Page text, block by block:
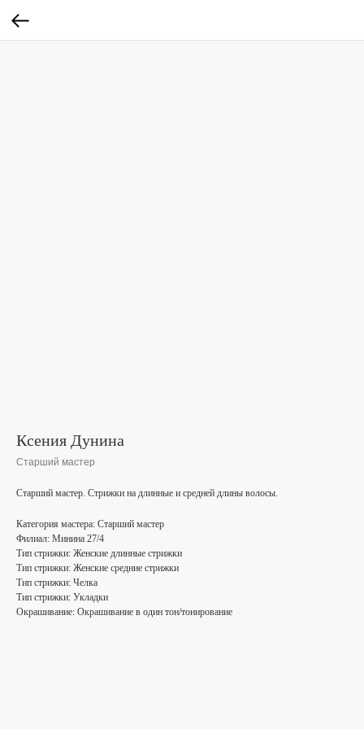
Ксения Дунина
Старший мастер
Старший мастер. Стрижки на длинные и средней длины волосы.
Категория мастера: Старший мастер
Филиал: Минина 27/4
Тип стрижки: Женские длинные стрижки
Тип стрижки: Женские средние стрижки
Тип стрижки: Челка
Тип стрижки: Укладки
Окрашивание: Окрашивание в один тон/тонирование